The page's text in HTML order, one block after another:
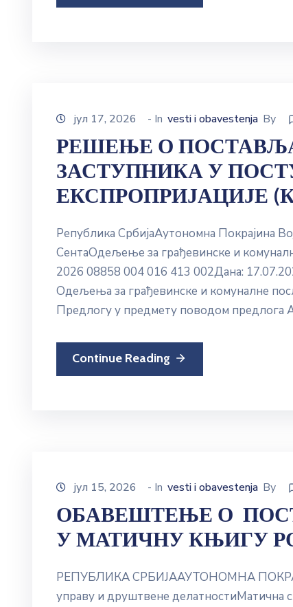
јул 17, 2026 - In vesti i obavestenja By
РЕШЕЊЕ О
ЗАСТУПНИКА У
ЕКСПРОПРИЈАЦИЈЕ
Република СрбијаАутономна Покрајина
СентаОдељење за грађевинске и
2026 08858 004 016 413 002Дана:
Одељења за грађевинске и комуналне
Предлогу у предмету поводом предлога
Continue Reading
јул 15, 2026 - In vesti i obavestenja By
ОБАВЕШТЕЊЕ О
У МАТИЧНУ КЊИГУ
РЕПУБЛИКА СРБИЈААУТОНОМНА
управу и друштвене делатностиМатична